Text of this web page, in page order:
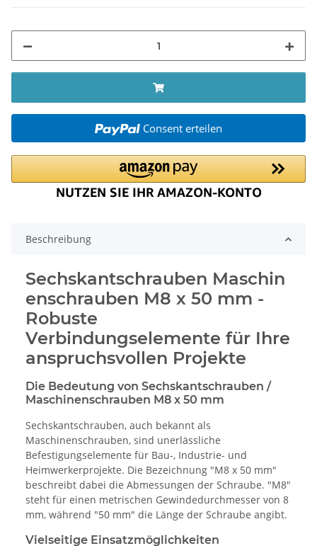
Consent erteilen
Beschreibung
Sechskantschrauben Maschin
enschrauben M8 x 50 mm -
Robuste
Verbindungselemente für Ihre
anspruchsvollen Projekte
Die Bedeutung von Sechskantschrauben /
Maschinenschrauben M8 x 50 mm
Sechskantschrauben, auch bekannt als
Maschinenschrauben, sind unerlässliche
Befestigungselemente für Bau-, Industrie- und
Heimwerkerprojekte. Die Bezeichnung "M8 x 50 mm"
beschreibt dabei die Abmessungen der Schraube. "M8"
steht für einen metrischen Gewindedurchmesser von 8
mm, während "50 mm" die Länge der Schraube angibt.
Vielseitige Einsatzmöglichkeiten